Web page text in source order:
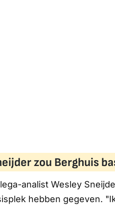
zou Berghuis
analist Wesley
hebben gegeven.